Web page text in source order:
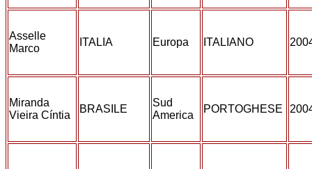
Asselle
Marco
ITALIA Europa ITALIANO
Miranda
Vieira Cíntia
BRASILE
Sud
America
PORTOGHESE